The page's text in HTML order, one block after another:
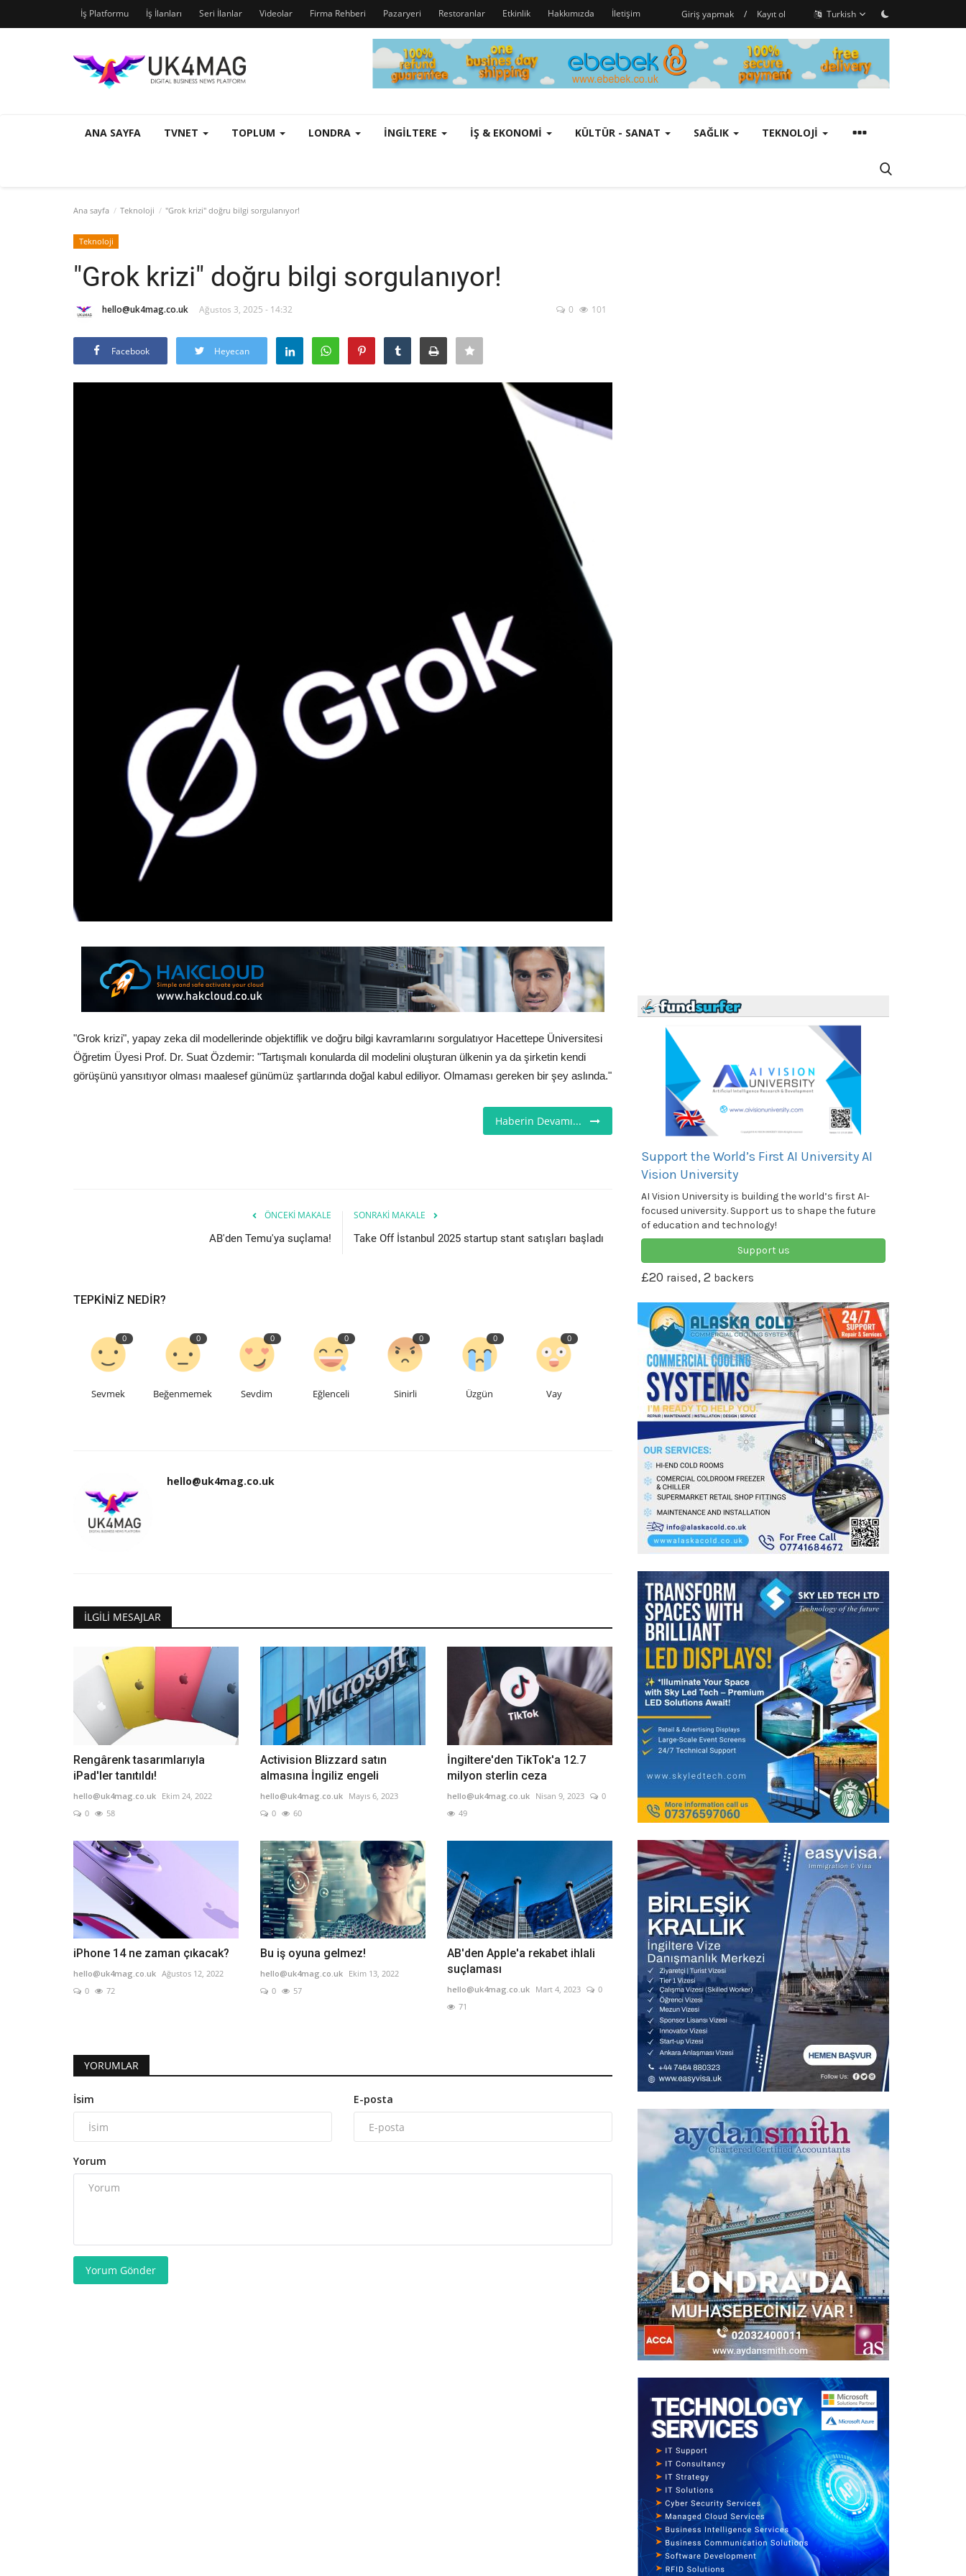
İş Platformu İş İlanları Seri İlanlar Videolar Firma Rehberi Pazaryeri Restoranlar Etkinlik Hakkımızda İletişim Giriş yapmak / Kayıt ol Turkish
ANA SAYFA TVNET TOPLUM LONDRA İNGILTERE İŞ & EKONOMI KÜLTÜR - SANAT SAĞLIK TEKNOLOJI
Ana sayfa Teknoloji "Grok krizi" doğru bilgi sorgulanıyor!
Teknoloji
"Grok krizi" doğru bilgi sorgulanıyor!
hello@uk4mag.co.uk Ağustos 3, 2025 - 14:32 0 101
Facebook Heyecan
"Grok krizi", yapay zeka dil modellerinde objektiflik ve doğru bilgi kavramlarını sorgulatıyor Hacettepe Üniversitesi
Öğretim Üyesi Prof. Dr. Suat Özdemir: "Tartışmalı konularda dil modelini oluşturan ülkenin ya da şirketin kendi
görüşünü yansıtıyor olması maalesef günümüz şartlarında doğal kabul ediliyor. Olmaması gereken bir şey aslında."
Haberin Devamı...
ÖNCEKI MAKALE
AB'den Temu'ya suçlama!
SONRAKI MAKALE
Take Off İstanbul 2025 startup stant satışları başladı
TEPKINIZ NEDIR?
0
Sevmek
0
Beğenmemek
0
Sevdim
0
Eğlenceli
0
Sinirli
0
Üzgün
0
Vay
hello@uk4mag.co.uk
İLGILI MESAJLAR
Rengârenk tasarımlarıyla
iPad'ler tanıtıldı!
hello@uk4mag.co.uk Ekim 24, 2022
0
58
Activision Blizzard satın
almasına İngiliz engeli
hello@uk4mag.co.uk
Mayıs 6, 2023
0
60
İngiltere'den TikTok'a 12.7
milyon sterlin ceza
hello@uk4mag.co.uk Nisan 9, 2023
0
49
iPhone 14 ne zaman çıkacak?
hello@uk4mag.co.uk Ağustos 12, 2022
0
72
Bu iş oyuna gelmez!
hello@uk4mag.co.uk
Ekim 13, 2022
0
57
AB'den Apple'a rekabet ihlali
suçlaması
hello@uk4mag.co.uk Mart 4, 2023
0
71
YORUMLAR
İsim E-posta
Yorum
Yorum Gönder